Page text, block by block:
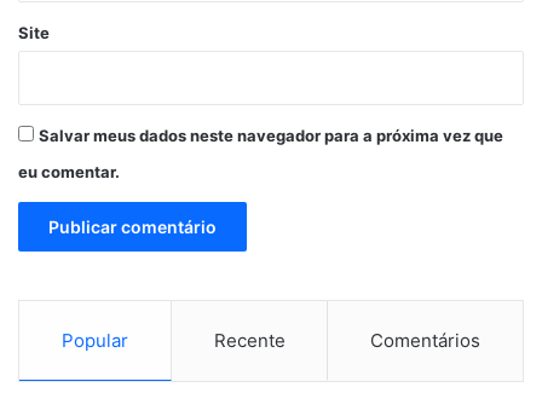
Site
Salvar meus dados neste navegador para a próxima vez que
eu comentar.
Popular Recente Comentários